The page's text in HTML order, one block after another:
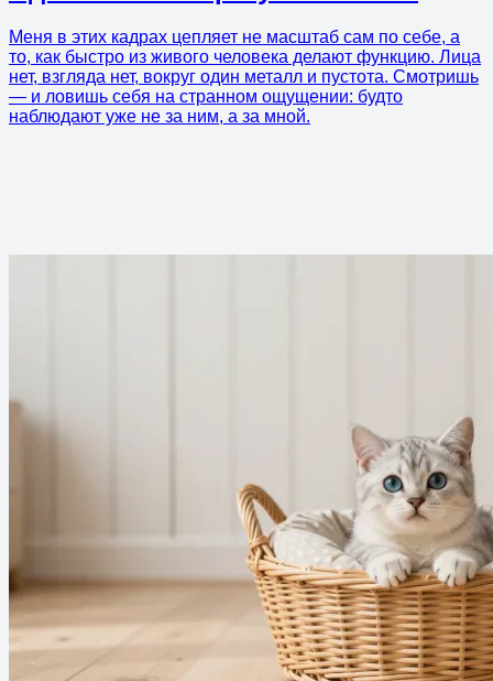
Меня в этих кадрах цепляет не масштаб сам по себе, а
то, как быстро из живого человека делают функцию. Лица
нет, взгляда нет, вокруг один металл и пустота. Смотришь
— и ловишь себя на странном ощущении: будто
наблюдают уже не за ним, а за мной.